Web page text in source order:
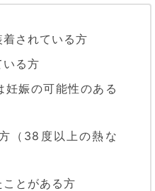
着されている方
いる方
妊娠の可能性のある
（38度以上の熱な
ことがある方